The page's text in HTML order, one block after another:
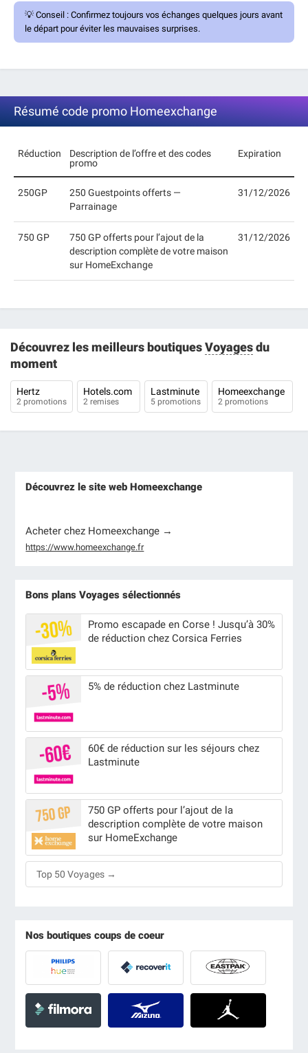
💡 Conseil : Confirmez toujours vos échanges quelques jours avant
le départ pour éviter les mauvaises surprises.
Résumé code promo Homeexchange
Réduction
Description de l’offre et des codes
promo
Expiration
250GP
250 Guestpoints offerts —
Parrainage
31/12/2026
750 GP
750 GP offerts pour l’ajout de la
description complète de votre maison
sur HomeExchange
31/12/2026
Découvrez les meilleurs boutiquesVoyagesdu
moment
Hertz
2 promotions
Hotels.com
2 remises
Lastminute
5 promotions
Homeexchange
2 promotions
Découvrez le site web Homeexchange
Acheter chez Homeexchange →
https://www.homeexchange.fr
Bons plans Voyages sélectionnés
Promo escapade en Corse ! Jusqu’à 30%
de réduction chez Corsica Ferries
5% de réduction chez Lastminute
60€ de réduction sur les séjours chez
Lastminute
750 GP offerts pour l’ajout de la
description complète de votre maison
sur HomeExchange
Top 50 Voyages →
Nos boutiques coups de coeur